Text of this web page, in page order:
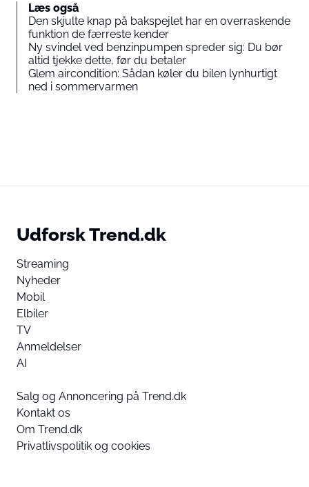
Læs også
Den skjulte knap på bakspejlet har en overraskende
funktion de færreste kender
Ny svindel ved benzinpumpen spreder sig: Du bør
altid tjekke dette, før du betaler
Glem aircondition: Sådan køler du bilen lynhurtigt
ned i sommervarmen
Udforsk Trend.dk
Streaming
Nyheder
Mobil
Elbiler
TV
Anmeldelser
AI
Salg og Annoncering på Trend.dk
Kontakt os
Om Trend.dk
Privatlivspolitik og cookies